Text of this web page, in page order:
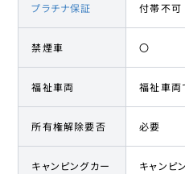
プラチナ保証 付帯不可
禁煙車 〇
福祉車両 福祉車両
所有権解除要否 必要
キャンピングカー キャンピ